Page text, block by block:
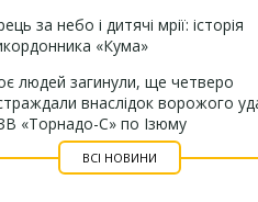
за небо і дитячі мрії: історія
«Кума»
людей загинули, ще четверо
внаслідок ворожого
«Торнадо-С» по Ізюму
ВСІ НОВИНИ